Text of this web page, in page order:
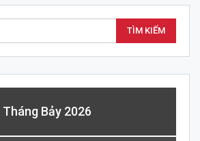
Tháng Bảy 2026